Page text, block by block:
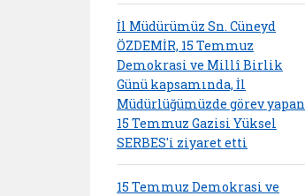
İl Müdürümüz Sn. Cüneyd
ÖZDEMİR, 15 Temmuz
Demokrasi ve Millî Birlik
Günü kapsamında, İl
Müdürlüğümüzde görev yapan
15 Temmuz Gazisi Yüksel
SERBES'i ziyaret etti
15 Temmuz Demokrasi ve